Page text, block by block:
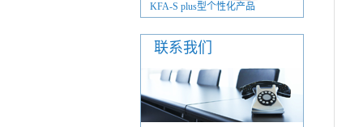
KFA-S plus型个性化产品
联系我们